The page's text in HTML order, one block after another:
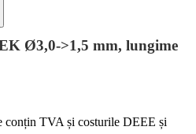
Ø3,0->1,5 mm, lungime
TVA și costurile DEEE și